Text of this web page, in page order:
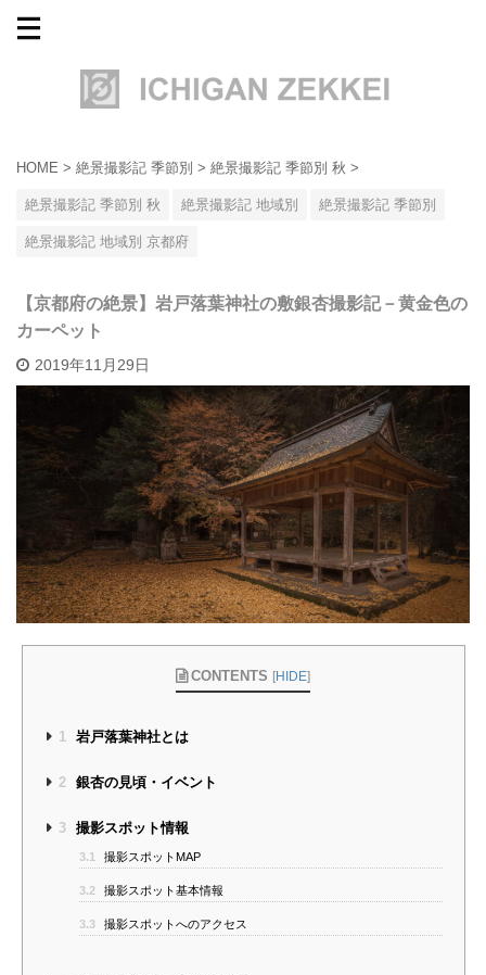
HOME > 絶景撮影記 季節別 > 絶景撮影記 季節別 秋 >
絶景撮影記 季節別 秋 絶景撮影記 地域別 絶景撮影記 季節別
絶景撮影記 地域別 京都府
【京都府の絶景】岩戸落葉神社の敷銀杏撮影記－黄金色の
カーペット
2019年11月29日
CONTENTS [HIDE]
1 岩戸落葉神社とは
2 銀杏の見頃・イベント
3 撮影スポット情報
3.1 撮影スポットMAP
3.2 撮影スポット基本情報
3.3 撮影スポットへのアクセス